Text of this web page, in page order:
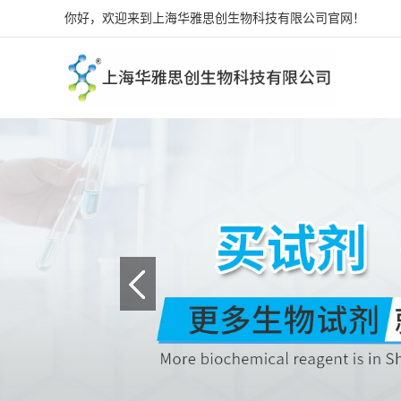
你好，欢迎来到上海华雅思创生物科技有限公司官网！